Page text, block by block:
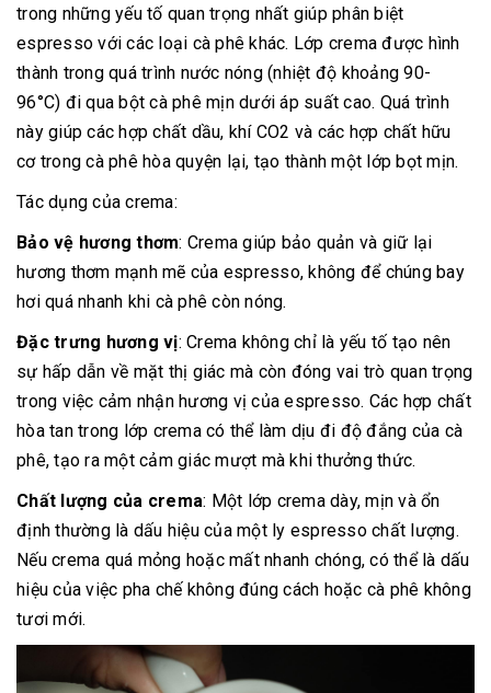
trong những yếu tố quan trọng nhất giúp phân biệt
espresso với các loại cà phê khác. Lớp crema được hình
thành trong quá trình nước nóng (nhiệt độ khoảng 90-
96°C) đi qua bột cà phê mịn dưới áp suất cao. Quá trình
này giúp các hợp chất dầu, khí CO2 và các hợp chất hữu
cơ trong cà phê hòa quyện lại, tạo thành một lớp bọt mịn.
Tác dụng của crema:
Bảo vệ hương thơm: Crema giúp bảo quản và giữ lại
hương thơm mạnh mẽ của espresso, không để chúng bay
hơi quá nhanh khi cà phê còn nóng.
Đặc trưng hương vị: Crema không chỉ là yếu tố tạo nên
sự hấp dẫn về mặt thị giác mà còn đóng vai trò quan trọng
trong việc cảm nhận hương vị của espresso. Các hợp chất
hòa tan trong lớp crema có thể làm dịu đi độ đắng của cà
phê, tạo ra một cảm giác mượt mà khi thưởng thức.
Chất lượng của crema: Một lớp crema dày, mịn và ổn
định thường là dấu hiệu của một ly espresso chất lượng.
Nếu crema quá mỏng hoặc mất nhanh chóng, có thể là dấu
hiệu của việc pha chế không đúng cách hoặc cà phê không
tươi mới.